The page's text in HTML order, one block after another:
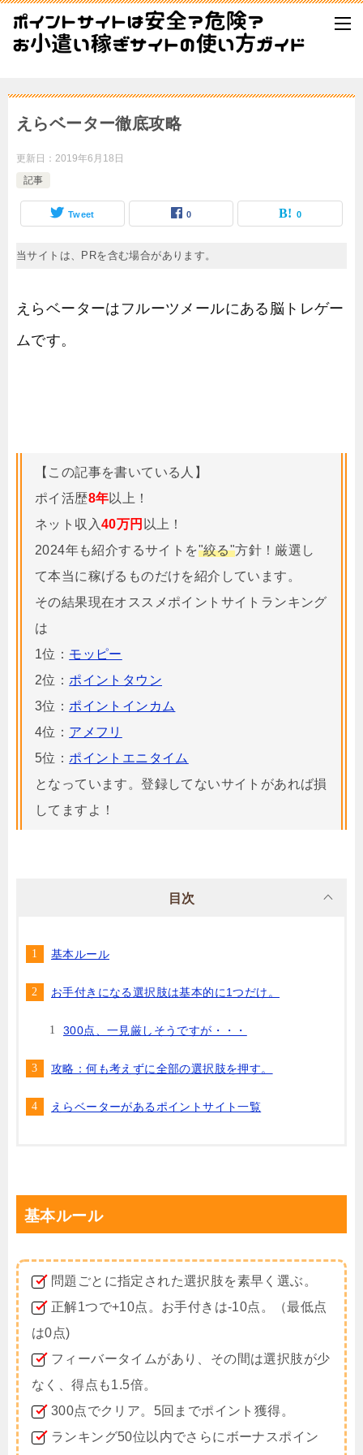
えらベーター徹底攻略
更新日： 2019年6月18日
記事
Tweet 0 0
当サイトは、PRを含む場合があります。
えらベーターはフルーツメールにある脳トレゲー
ムです。
【この記事を書いている人】
ポイ活歴8年以上！
ネット収入40万円 以上！
2024年も紹介するサイトを"絞る"方針！厳選し
て本当に稼げるものだけを紹介しています。
その結果現在オススメポイントサイトランキング
は
1位： モッピー
2位： ポイントタウン
3位： ポイントインカム
4位： アメフリ
5位： ポイントエニタイム
となっています。登録してないサイトがあれば損
してますよ！
目次
基本ルール
お手付きになる選択肢は基本的に1つだけ。
300点、一見厳しそうですが・・・
攻略：何も考えずに全部の選択肢を押す。
えらベーターがあるポイントサイト一覧
基本ルール
問題ごとに指定された選択肢を素早く選ぶ。
正解1つで+10点。お手付きは-10点。（最低点
は0点)
フィーバータイムがあり、その間は選択肢が少
なく、得点も1.5倍。
300点でクリア。5回までポイント獲得。
ランキング50位以内でさらにボーナスポイン